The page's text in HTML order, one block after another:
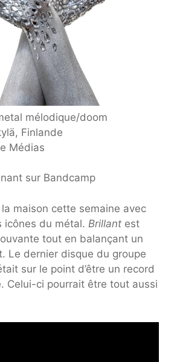
mélodique/doom
Finlande
Médias
sur Bandcamp
maison cette semaine avec
icônes du métal. Brillant est
tout en balançant un
Le dernier disque du groupe
sur le point d’être un record
Celui-ci pourrait être tout aussi